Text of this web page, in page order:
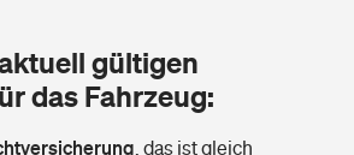
Geld bekomme ich im Alter?
Versicherer finden
gültigen
das Fahrzeug:
das ist gleich